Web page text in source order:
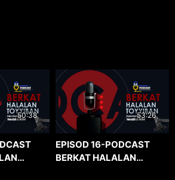
50:38 53:26
EPISOD 16-PODCAST
BERKAT HALALAN